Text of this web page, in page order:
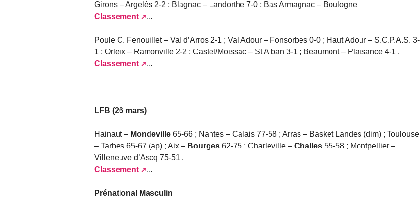
Girons – Argelès 2-2 ; Blagnac – Landorthe 7-0 ; Bas Armagnac – Boulogne .
Classement
...
Poule C. Fenouillet – Val d’Arros 2-1 ; Val Adour – Fonsorbes 0-0 ; Haut Adour – S.C.P.A.S. 3-
1 ; Orleix – Ramonville 2-2 ; Castel/Moissac – St Alban 3-1 ; Beaumont – Plaisance 4-1 .
Classement
...
LFB (26 mars)
Hainaut – Mondeville 65-66 ; Nantes – Calais 77-58 ; Arras – Basket Landes (dim) ; Toulouse
– Tarbes 65-67 (ap) ; Aix – Bourges 62-75 ; Charleville – Challes 55-58 ; Montpellier –
Villeneuve d’Ascq 75-51 .
Classement
...
Prénational Masculin